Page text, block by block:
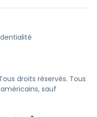
droits réservés. Tous
sauf